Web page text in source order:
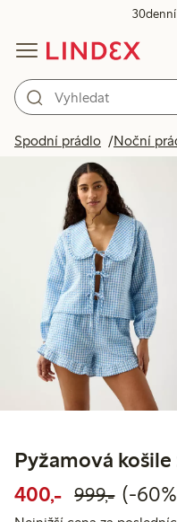
Spodní prádlo Noční
Pyžamová
400,- Snížená
999,-Běžná
60%
(-